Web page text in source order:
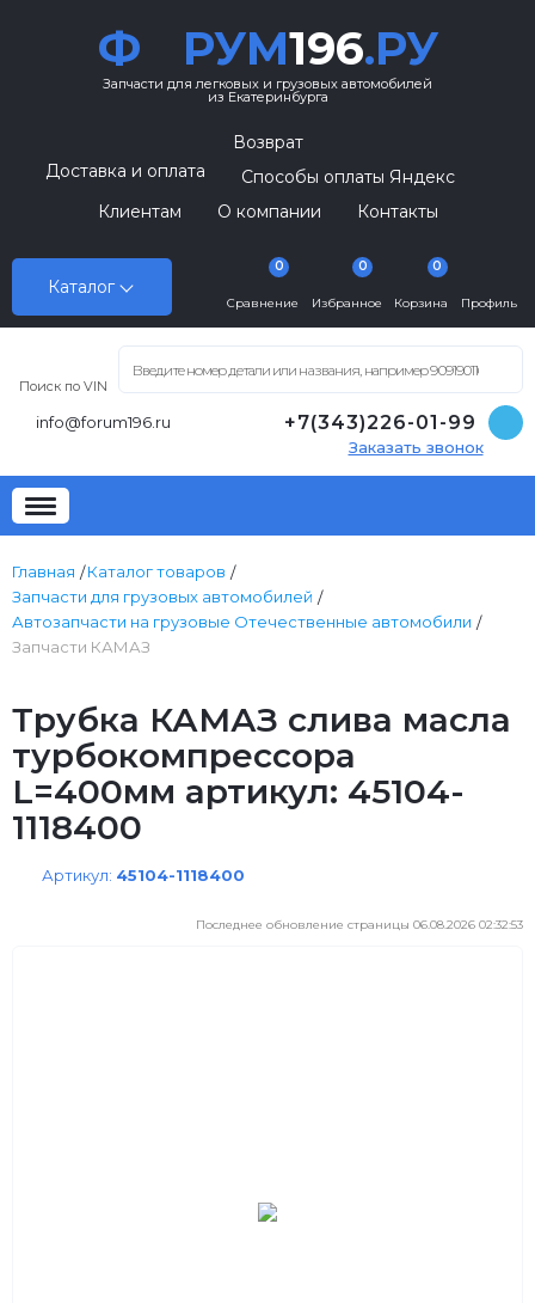
Ф РУМ196.РУ
Запчасти для легковых и грузовых автомобилей
из Екатеринбурга
Каталог
Возврат
Доставка и оплата
Способы оплаты Яндекс
Клиентам
О компании Контакты
Сравнение
0
Избранное
0
Корзина
0
Профиль
Поиск по VIN
info@forum196.ru +7(343)226-01-99
Заказать звонок
Главная
Каталог товаров
Запчасти для грузовых автомобилей
Автозапчасти на грузовые Отечественные автомобили
Запчасти КАМАЗ
Трубка КАМАЗ слива масла
турбокомпрессора
L=400мм артикул: 45104-
1118400
Артикул: 45104-1118400
Последнее обновление страницы 06.08.2026 02:32:53